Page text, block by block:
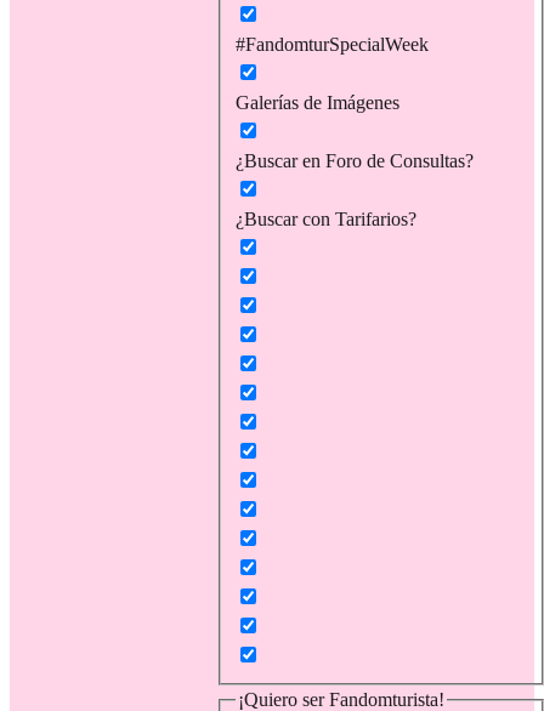
#FandomturSpecialWeek
Galerías de Imágenes
¿Buscar en Foro de Consultas?
¿Buscar con Tarifarios?
¡Quiero ser Fandomturista!